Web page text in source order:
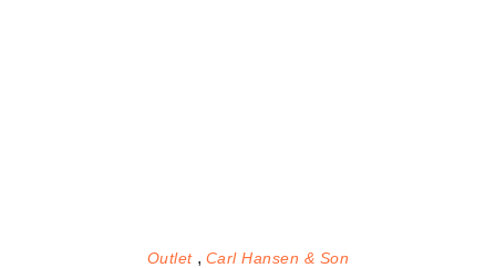
Outlet Carl Hansen & Son